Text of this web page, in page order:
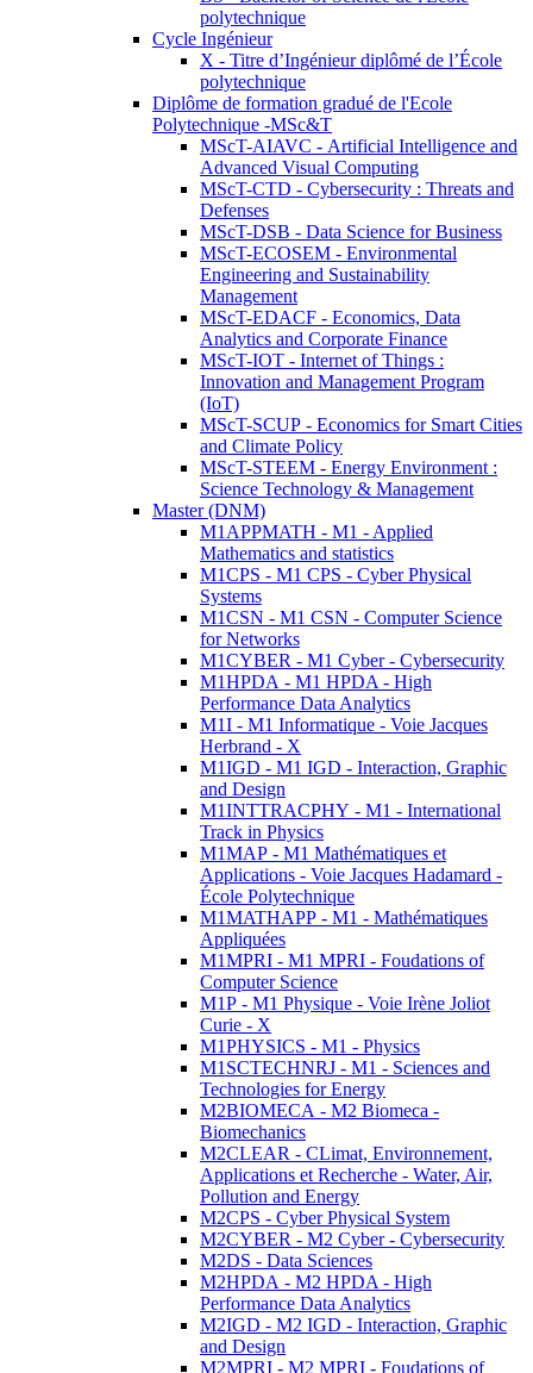
polytechnique
Cycle Ingénieur
X - Titre d’Ingénieur diplômé de l’École
polytechnique
Diplôme de formation gradué de l'Ecole
Polytechnique -MSc&T
MScT-AIAVC - Artificial Intelligence and
Advanced Visual Computing
MScT-CTD - Cybersecurity : Threats and
Defenses
MScT-DSB - Data Science for Business
MScT-ECOSEM - Environmental
Engineering and Sustainability
Management
MScT-EDACF - Economics, Data
Analytics and Corporate Finance
MScT-IOT - Internet of Things :
Innovation and Management Program
(IoT)
MScT-SCUP - Economics for Smart Cities
and Climate Policy
MScT-STEEM - Energy Environment :
Science Technology & Management
Master (DNM)
M1APPMATH - M1 - Applied
Mathematics and statistics
M1CPS - M1 CPS - Cyber Physical
Systems
M1CSN - M1 CSN - Computer Science
for Networks
M1CYBER - M1 Cyber - Cybersecurity
M1HPDA - M1 HPDA - High
Performance Data Analytics
M1I - M1 Informatique - Voie Jacques
Herbrand - X
M1IGD - M1 IGD - Interaction, Graphic
and Design
M1INTTRACPHY - M1 - International
Track in Physics
M1MAP - M1 Mathématiques et
Applications - Voie Jacques Hadamard -
École Polytechnique
M1MATHAPP - M1 - Mathématiques
Appliquées
M1MPRI - M1 MPRI - Foudations of
Computer Science
M1P - M1 Physique - Voie Irène Joliot
Curie - X
M1PHYSICS - M1 - Physics
M1SCTECHNRJ - M1 - Sciences and
Technologies for Energy
M2BIOMECA - M2 Biomeca -
Biomechanics
M2CLEAR - CLimat, Environnement,
Applications et Recherche - Water, Air,
Pollution and Energy
M2CPS - Cyber Physical System
M2CYBER - M2 Cyber - Cybersecurity
M2DS - Data Sciences
M2HPDA - M2 HPDA - High
Performance Data Analytics
M2IGD - M2 IGD - Interaction, Graphic
and Design
M2MPRI - M2 MPRI - Foudations of